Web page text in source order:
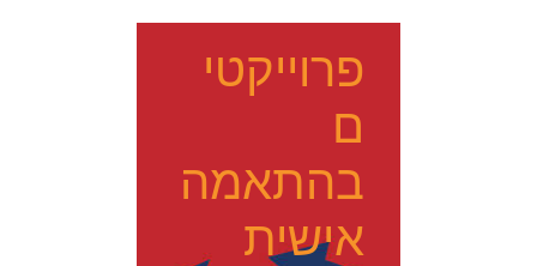
פרוייקטי
ם
בהתאמה
אישית